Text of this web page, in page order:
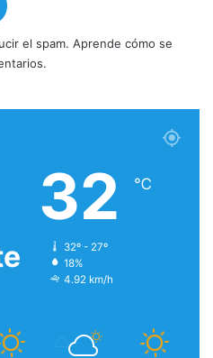
el spam. Aprende cómo se
32 ℃
32º - 27º
18%
4.92 km/h